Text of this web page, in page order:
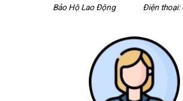
Bảo Hộ Lao Động Điện